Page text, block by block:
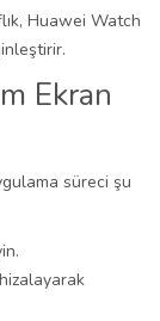
Huawei Watch
Ekran
süreci şu